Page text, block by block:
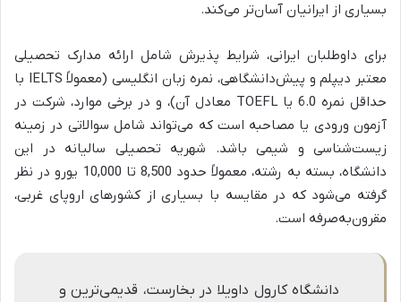
بسیاری از ایرانیان آسان‌تر می‌کند.
برای داوطلبان ایرانی، شرایط پذیرش شامل ارائه مدارک تحصیلی
معتبر دیپلم و پیش‌دانشگاهی، نمره زبان انگلیسی (معمولاً IELTS با
حداقل نمره 6.0 یا TOEFL معادل آن)، و در برخی موارد، شرکت در
آزمون ورودی یا مصاحبه است که می‌تواند شامل سوالاتی در زمینه
زیست‌شناسی و شیمی باشد. شهریه تحصیلی سالیانه در این
دانشگاه، بسته به رشته، معمولاً حدود 8,500 تا 10,000 یورو در نظر
گرفته می‌شود که در مقایسه با بسیاری از کشورهای اروپای غربی،
مقرون‌به‌صرفه است.
دانشگاه کارول داویلا در بخارست، قدیمی‌ترین و